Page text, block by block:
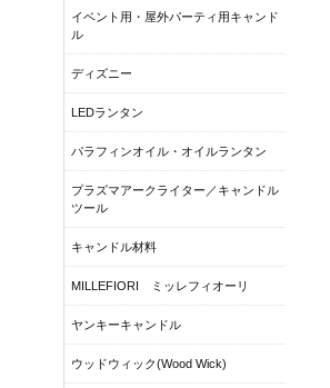
イベント用・屋外パーティ用キャンド
ル
ディズニー
LEDランタン
パラフィンオイル・オイルランタン
プラズマアークライター／キャンドル
ツール
キャンドル材料
MILLEFIORI ミッレフィオーリ
ヤンキーキャンドル
ウッドウィック(Wood Wick)